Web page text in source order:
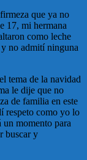
que ya no
17, mi hermana
como leche
no admití ninguna
tema de la navidad
le dije que no
de familia en este
respeto como yo lo
momento para
buscar y